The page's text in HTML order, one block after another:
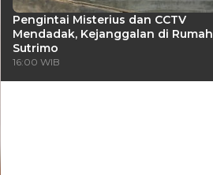
Pengintai Misterius dan CCTV
Mendadak, Kejanggalan di Rumah
Sutrimo
16:00 WIB